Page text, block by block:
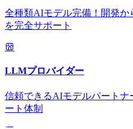
全種類AIモデル完備！開発
を完全サポート
LLMプロバイダー
信頼できるAIモデルパート
ート体制